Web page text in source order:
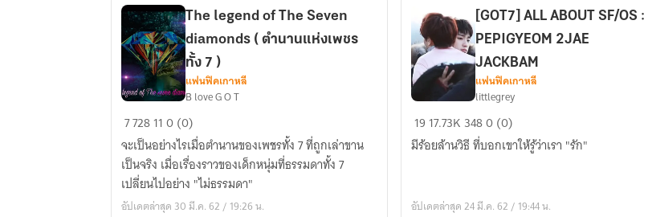
สอน
ให้
รู้.....
legend
of
The
Seven
diamonds
The legend of The Seven
diamonds ( ตำนานแห่งเพชร
ทั้ง 7 )
แฟนฟิคเกาหลี
B love G O T
7728110 (0)
จะเป็นอย่างไรเมื่อตำนานของเพชรทั้ง 7 ที่ถูกเล่าขาน
เป็นจริง เมื่อเรื่องราวของเด็กหนุ่มที่ธรรมดาทั้ง 7
เปลี่ยนไปอย่าง "ไม่ธรรมดา"
อัปเดตล่าสุด 30 มี.ค. 62 / 19:26 น.
ALL
ABOUT
PEPIGYEOM
[GOT7] ALL ABOUT SF/OS :
PEPIGYEOM 2JAE
JACKBAM
แฟนฟิคเกาหลี
littlegrey
19 17.73K 3480 (0)
มีร้อยล้านวิธี ที่บอกเขาให้รู้ว่าเรา "รัก"
อัปเดตล่าสุด 24 มี.ค. 62 / 19:44 น.